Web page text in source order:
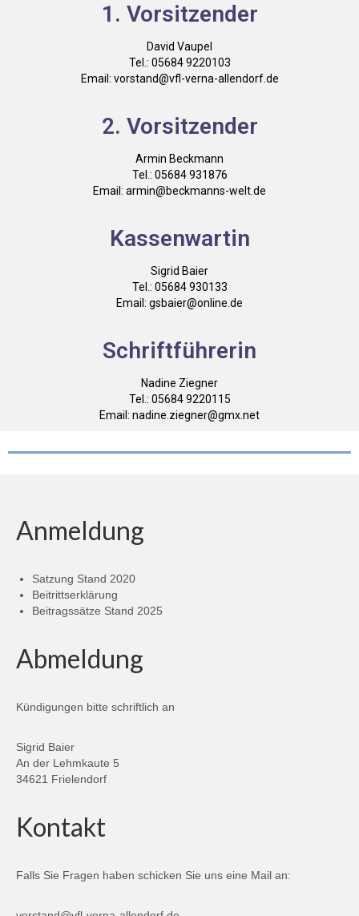
1. Vorsitzender
David Vaupel
Tel.: 05684 9220103
Email: vorstand@vfl-verna-allendorf.de
2. Vorsitzender
Armin Beckmann
Tel.: 05684 931876
Email: armin@beckmanns-welt.de
Kassenwartin
Sigrid Baier
Tel.: 05684 930133
Email: gsbaier@online.de
Schriftführerin
Nadine Ziegner
Tel.: 05684 9220115
Email: nadine.ziegner@gmx.net
Anmeldung
Satzung Stand 2020
Beitrittserklärung
Beitragssätze Stand 2025
Abmeldung
Kündigungen bitte schriftlich an
Sigrid Baier
An der Lehmkaute 5
34621 Frielendorf
Kontakt
Falls Sie Fragen haben schicken Sie uns eine Mail an: